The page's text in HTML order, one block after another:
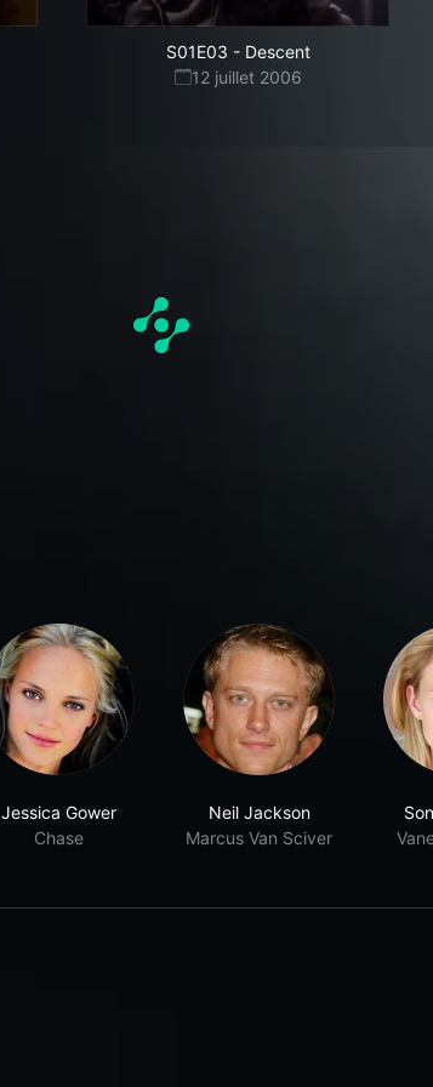
S01E03 - Descent
12 juillet 2006
Jessica Gower
Chase
Neil Jackson
Marcus Van Sciver